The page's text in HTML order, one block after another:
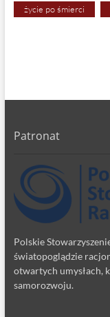
życie po śmierci
Patronat
Polskie
światopoglądzie
otwartych umysłach,
samorozwoju.